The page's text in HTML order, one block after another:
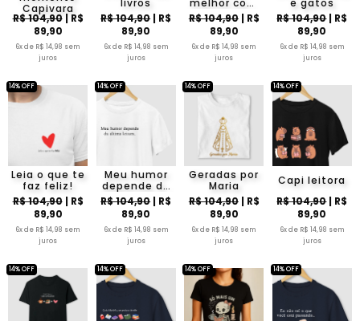
Capivara
R$ 104,90| R$
89,90
6x de R$ 14,98 sem
juros
livros
R$ 104,90| R$
89,90
6x de R$ 14,98 sem
juros
melhor com
café, gato e
livros
R$ 104,90| R$
89,90
6x de R$ 14,98 sem
juros
e gatos
R$ 104,90| R$
89,90
6x de R$ 14,98 sem
juros
Leia o que te
faz feliz!
R$ 104,90| R$
89,90
6x de R$ 14,98 sem
juros
14% OFF
Meu humor
depende da
última leitura
R$ 104,90| R$
89,90
6x de R$ 14,98 sem
juros
14% OFF
Geradas por
Maria
R$ 104,90| R$
89,90
6x de R$ 14,98 sem
juros
14% OFF
Capi leitora
R$ 104,90| R$
89,90
6x de R$ 14,98 sem
juros
14% OFF
14% OFF 14% OFF 14% OFF 14% OFF